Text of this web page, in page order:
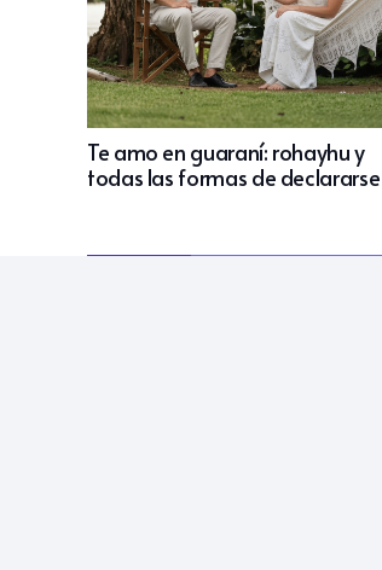
Te amo en guaraní: rohayhu y
todas las formas de declararse